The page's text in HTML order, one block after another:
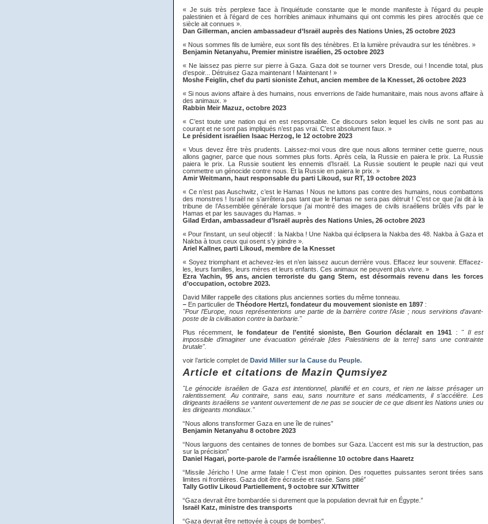
« Je suis très perplexe face à l’inquiétude constante que le monde manifeste à l’égard du peuple
palestinien et à l’égard de ces horribles animaux inhumains qui ont commis les pires atrocités que ce
siècle ait connues ».
Dan Gillerman, ancien ambassadeur d’Israël auprès des Nations Unies, 25 octobre 2023
« Nous sommes fils de lumière, eux sont fils des ténèbres. Et la lumière prévaudra sur les ténèbres. »
Benjamin Netanyahu, Premier ministre israélien, 25 octobre 2023
« Ne laissez pas pierre sur pierre à Gaza. Gaza doit se tourner vers Dresde, oui ! Incendie total, plus
d’espoir... Détruisez Gaza maintenant ! Maintenant ! »
Moshe Feiglin, chef du parti sioniste Zehut, ancien membre de la Knesset, 26 octobre 2023
« Si nous avions affaire à des humains, nous enverrions de l’aide humanitaire, mais nous avons affaire à
des animaux. »
Rabbin Meir Mazuz, octobre 2023
« C’est toute une nation qui en est responsable. Ce discours selon lequel les civils ne sont pas au
courant et ne sont pas impliqués n’est pas vrai. C’est absolument faux. »
Le président israélien Isaac Herzog, le 12 octobre 2023
« Vous devez être très prudents. Laissez-moi vous dire que nous allons terminer cette guerre, nous
allons gagner, parce que nous sommes plus forts. Après cela, la Russie en paiera le prix. La Russie
paiera le prix. La Russie soutient les ennemis d’Israël. La Russie soutient le peuple nazi qui veut
commettre un génocide contre nous. Et la Russie en paiera le prix. »
Amir Weitmann, haut responsable du parti Likoud, sur RT, 19 octobre 2023
« Ce n’est pas Auschwitz, c’est le Hamas ! Nous ne luttons pas contre des humains, nous combattons
des monstres ! Israël ne s’arrêtera pas tant que le Hamas ne sera pas détruit ! C’est ce que j’ai dit à la
tribune de l’Assemblée générale lorsque j’ai montré des images de civils israéliens brûlés vifs par le
Hamas et par les sauvages du Hamas. »
Gilad Erdan, ambassadeur d’Israël auprès des Nations Unies, 26 octobre 2023
« Pour l’instant, un seul objectif : la Nakba ! Une Nakba qui éclipsera la Nakba des 48. Nakba à Gaza et
Nakba à tous ceux qui osent s’y joindre ».
Ariel Kallner, parti Likoud, membre de la Knesset
« Soyez triomphant et achevez-les et n’en laissez aucun derrière vous. Effacez leur souvenir. Effacez-
les, leurs familles, leurs mères et leurs enfants. Ces animaux ne peuvent plus vivre. »
Ezra Yachin, 95 ans, ancien terroriste du gang Stern, est désormais revenu dans les forces
d’occupation, octobre 2023.
David Miller rappelle des citations plus anciennes sorties du même tonneau.
– En particulier de Théodore Hertzl, fondateur du mouvement sioniste en 1897 :
"Pour l’Europe, nous représenterions une partie de la barrière contre l’Asie ; nous servirions d’avant-
poste de la civilisation contre la barbarie."
Plus récemment, le fondateur de l’entité sioniste, Ben Gourion déclarait en 1941 : " Il est
impossible d’imaginer une évacuation générale [des Palestiniens de la terre] sans une contrainte
brutale".
voir l’article complet de David Miller sur la Cause du Peuple.
Article et citations de Mazin Qumsiyez
"Le génocide israélien de Gaza est intentionnel, planifié et en cours, et rien ne laisse présager un
ralentissement. Au contraire, sans eau, sans nourriture et sans médicaments, il s’accélère. Les
dirigeants israéliens se vantent ouvertement de ne pas se soucier de ce que disent les Nations unies ou
les dirigeants mondiaux."
“Nous allons transformer Gaza en une île de ruines”
Benjamin Netanyahu 8 octobre 2023
“Nous larguons des centaines de tonnes de bombes sur Gaza. L’accent est mis sur la destruction, pas
sur la précision”
Daniel Hagari, porte-parole de l’armée israélienne 10 octobre dans Haaretz
“Missile Jéricho ! Une arme fatale ! C’est mon opinion. Des roquettes puissantes seront tirées sans
limites ni frontières. Gaza doit être écrasée et rasée. Sans pitié”
Tally Gotliv Likoud Partiellement, 9 octobre sur X/Twitter
“Gaza devrait être bombardée si durement que la population devrait fuir en Égypte.”
Israël Katz, ministre des transports
“Gaza devrait être nettoyée à coups de bombes".